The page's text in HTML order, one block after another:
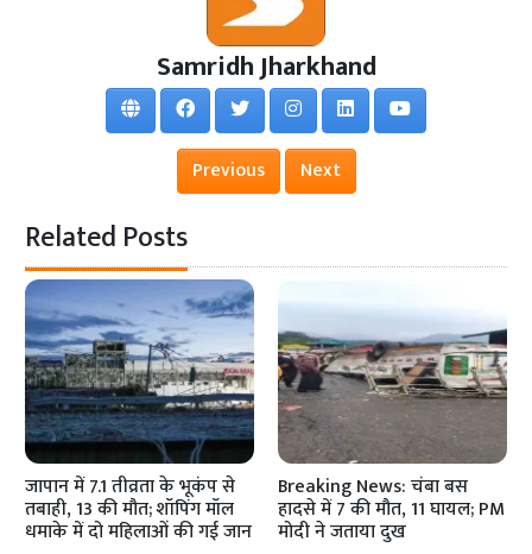
Samridh Jharkhand
Previous Next
Related Posts
जापान में 7.1 तीव्रता के भूकंप से
तबाही, 13 की मौत; शॉपिंग मॉल
धमाके में दो महिलाओं की गई जान
Breaking News: चंबा बस
हादसे में 7 की मौत, 11 घायल; PM
मोदी ने जताया दुख